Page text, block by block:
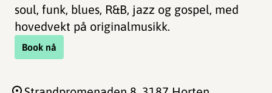
soul, funk, blues, R&B, jazz og gospel, med
hovedvekt på originalmusikk.
Book nå